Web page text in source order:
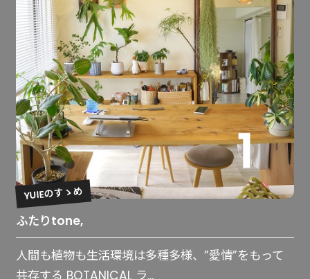
YUIEのすゝめ
ふたりtone,
人間も植物も生活環境は多種多様、”愛情”をもって